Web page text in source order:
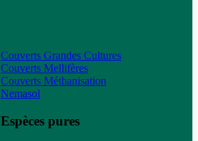
Couverts Grandes Cultures
Couverts Mellifères
Couverts Méthanisation
Nemasol
Espèces pures